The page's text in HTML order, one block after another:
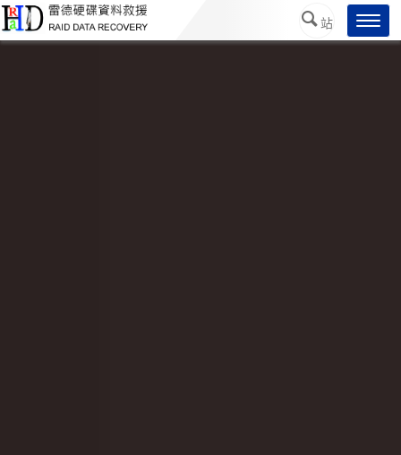
/**/
站
內搜